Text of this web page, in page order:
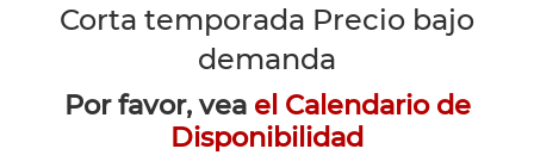
Corta temporada Precio bajo
demanda
Por favor, vea el Calendario de
Disponibilidad